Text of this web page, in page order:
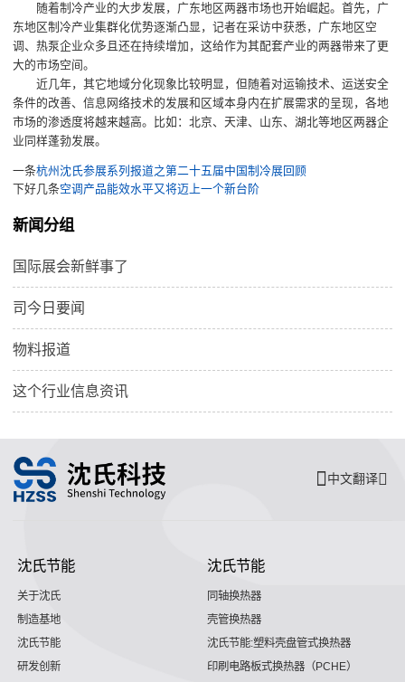
随着制冷产业的大步发展，广东地区两器市场也开始崛起。首先，广
东地区制冷产业集群化优势逐渐凸显，记者在采访中获悉，广东地区空
调、热泵企业众多且还在持续增加，这给作为其配套产业的两器带来了更
大的市场空间。
近几年，其它地域分化现象比较明显，但随着对运输技术、运送安全
条件的改善、信息网络技术的发展和区域本身内在扩展需求的呈现，各地
市场的渗透度将越来越高。比如：北京、天津、山东、湖北等地区两器企
业同样蓬勃发展。
一条杭州沈氏参展系列报道之第二十五届中国制冷展回顾
下好几条空调产品能效水平又将迈上一个新台阶
新闻分组
国际展会新鲜事了
司今日要闻
物料报道
这个行业信息资讯
中文翻译
沈氏节能
关于沈氏
制造基地
沈氏节能
研发创新
沈氏节能
同轴换热器
壳管换热器
沈氏节能:塑料壳盘管式换热器
印刷电路板式换热器（PCHE）